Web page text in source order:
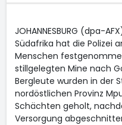
JOHANNESBURG (dpa-
Südafrika hat die Polizei
Menschen
stillgelegten Mine nach
Bergleute wurden in der
nordöstlichen Provinz
Schächten geholt,
Versorgung